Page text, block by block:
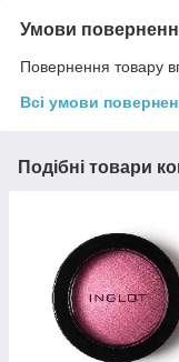
Умови
Повернення товару
Всі умови
Подібні товари